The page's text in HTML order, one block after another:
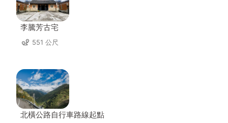
李騰芳古宅
551 公尺
北橫公路自行車路線起點